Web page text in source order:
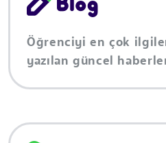
Öğrenciyi en çok
yazılan güncel